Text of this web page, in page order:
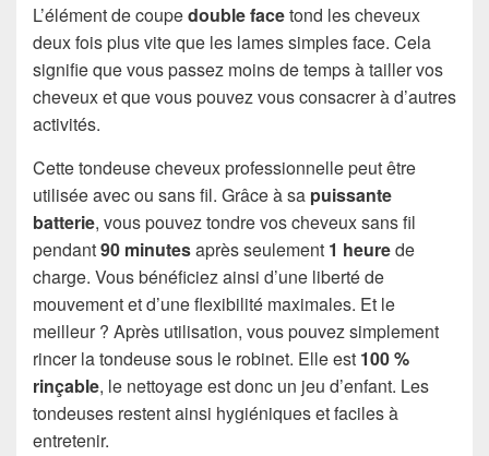
L’élément de coupedouble facetond les cheveux
deux fois plus vite que les lames simples face. Cela
signifie que vous passez moins de temps à tailler vos
cheveux et que vous pouvez vous consacrer à d’autres
activités.
Cette tondeuse cheveux professionnelle peut être
utilisée avec ou sans fil. Grâce à sa puissante
batterie, vous pouvez tondre vos cheveux sans fil
pendant90 minutesaprès seulement 1 heurede
charge. Vous bénéficiez ainsi d’une liberté de
mouvement et d’une flexibilité maximales. Et le
meilleur ? Après utilisation, vous pouvez simplement
rincer la tondeuse sous le robinet. Elle est 100 %
rinçable, le nettoyage est donc un jeu d’enfant. Les
tondeuses restent ainsi hygiéniques et faciles à
entretenir.